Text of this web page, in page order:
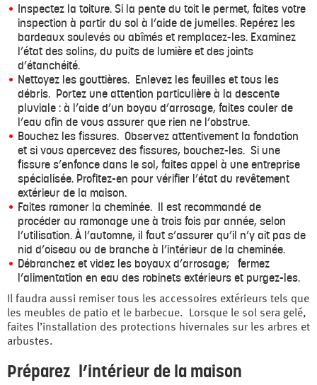
Inspectez la toiture. Si la pente du toit le permet, faites votre
inspection à partir du sol à l’aide de jumelles. Repérez les
bardeaux soulevés ou abîmés et remplacez-les. Examinez
l’état des solins, du puits de lumière et des joints
d’étanchéité.
Nettoyez les gouttières. Enlevez les feuilles et tous les
débris. Portez une attention particulière à la descente
pluviale : à l’aide d’un boyau d’arrosage, faites couler de
l’eau afin de vous assurer que rien ne l’obstrue.
Bouchez les fissures. Observez attentivement la fondation
et si vous apercevez des fissures, bouchez-les. Si une
fissure s’enfonce dans le sol, faites appel à une entreprise
spécialisée. Profitez-en pour vérifier l’état du revêtement
extérieur de la maison.
Faites ramoner la cheminée. Il est recommandé de
procéder au ramonage une à trois fois par année, selon
l’utilisation. À l’automne, il faut s’assurer qu’il n’y ait pas de
nid d’oiseau ou de branche à l’intérieur de la cheminée.
Débranchez et videz les boyaux d’arrosage; fermez
l’alimentation en eau des robinets extérieurs et purgez-les.
Il faudra aussi remiser tous les accessoires extérieurs tels que
les meubles de patio et le barbecue. Lorsque le sol sera gelé,
faites l’installation des protections hivernales sur les arbres et
arbustes.
Préparez l’intérieur de la maison